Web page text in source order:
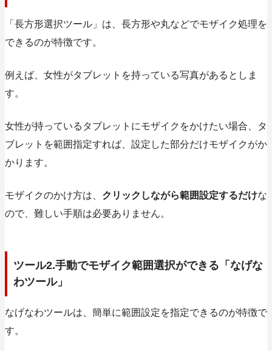
「長方形選択ツール」は、 長方形や丸などでモザイク処理を
できるのが特徴です。
例えば、女性がタブレットを持っている写真があるとしま
す。
女性が持っているタブレットにモザイクをかけたい場合、タ
ブレットを範囲指定すれば、設定した部分だけモザイクがか
かります。
モザイクのかけ方は、 クリックしながら範囲設定するだけな
ので、難しい手順は必要ありません。
ツール2.手動でモザイク範囲選択ができる「なげな
わツール」
なげなわツールは、 簡単に範囲設定を指定できるのが特徴で
す。